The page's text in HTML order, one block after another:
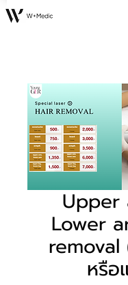
Upper
Lower
หรือ